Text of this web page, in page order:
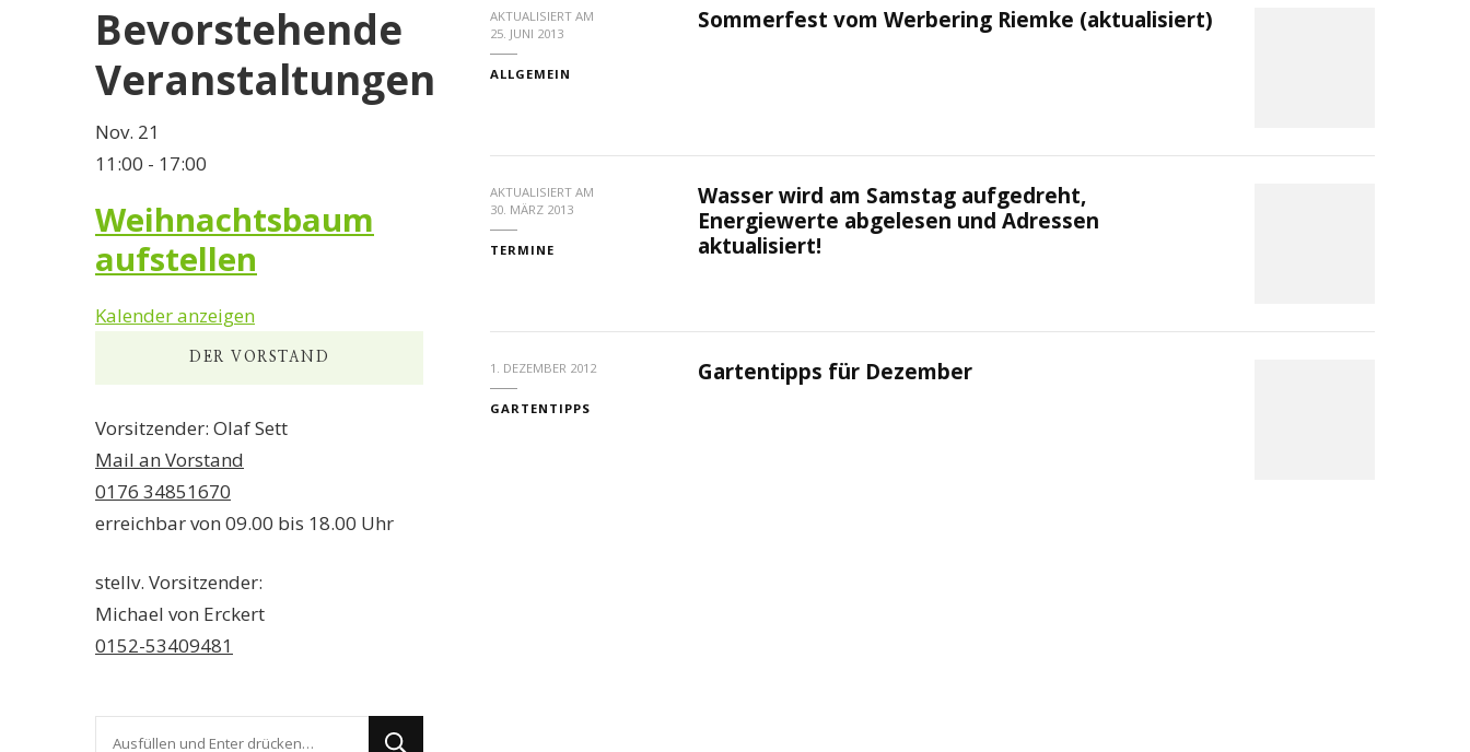
AKTUALISIERT AM
25. JUNI 2013
ALLGEMEIN
Sommerfest vom Werbering Riemke (aktualisiert)
AKTUALISIERT AM
30. MÄRZ 2013
TERMINE
Wasser wird am Samstag aufgedreht,
Energiewerte abgelesen und Adressen
aktualisiert!
1. DEZEMBER 2012
GARTENTIPPS
Gartentipps für Dezember
Bevorstehende
Veranstaltungen
Nov. 21
11:00 - 17:00
Weihnachtsbaum
aufstellen
Kalender anzeigen
DER VORSTAND
Vorsitzender: Olaf Sett
Mail an Vorstand
0176 34851670
erreichbar von 09.00 bis 18.00 Uhr
stellv. Vorsitzender:
Michael von Erckert
0152-53409481